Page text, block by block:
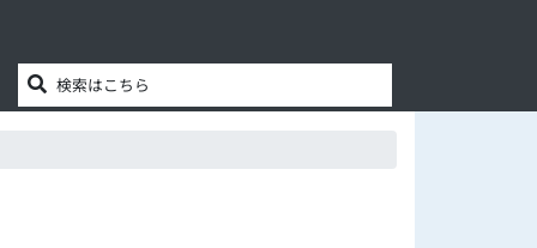
検索はこちら